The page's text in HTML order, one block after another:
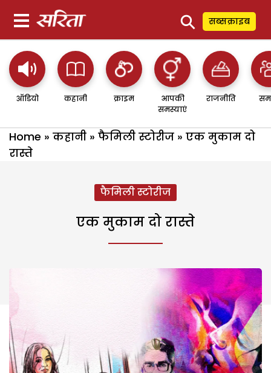
⚲ सब्सक्राइब
ऑडियो कहानी क्राइम
आपकी
समस्याएं
राजनीति
Home » कहानी » फैमिली स्टोरीज » एक मुकाम दो
रास्ते
फैमिली स्टोरीज
एक मुकाम दो रास्ते